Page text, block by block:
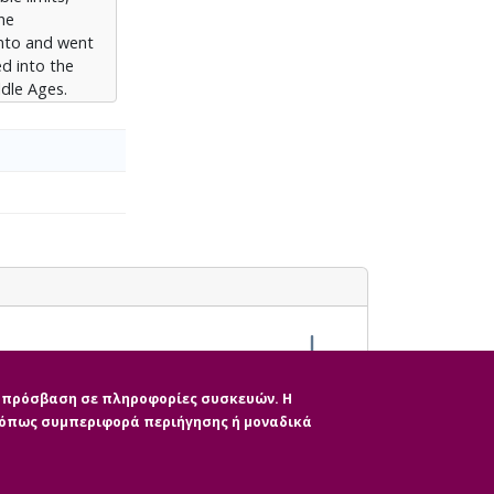
and went
into the
Ages.
period of
art,
great
both with
is
to be
πρόσβαση σε πληροφορίες συσκευών. Η
συμπεριφορά περιήγησης ή μοναδικά